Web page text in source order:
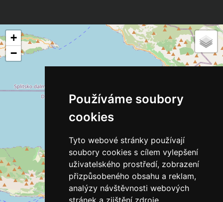
Používáme soubory
cookies
Tyto webové stránky používají
soubory cookies s cílem vylepšení
uživatelského prostředí, zobrazení
přizpůsobeného obsahu a reklam,
analýzy návštěvnosti webových
stránek a zjištění zdroje
+
−